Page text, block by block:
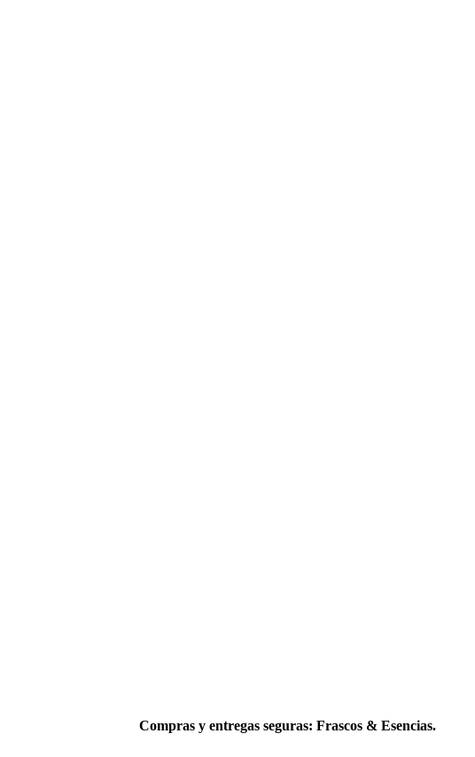
Compras y entregas seguras: Frascos & Esencias.